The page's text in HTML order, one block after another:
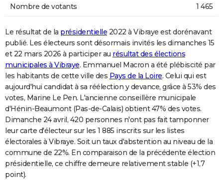
Nombre de votants 1 465
Le résultat de la présidentielle 2022 à Vibraye est dorénavant
publié. Les électeurs sont désormais invités les dimanches 15
et 22 mars 2026 à participer au résultat des élections
municipales à Vibraye. Emmanuel Macron a été plébiscité par
les habitants de cette ville des Pays de la Loire. Celui qui est
aujourd'hui candidat à sa réélection y devance, grâce à 53% des
votes, Marine Le Pen. L'ancienne conseillère municipale
d'Hénin-Beaumont (Pas-de-Calais) obtient 47% des votes.
Dimanche 24 avril, 420 personnes n'ont pas fait tamponner
leur carte d'électeur sur les 1 885 inscrits sur les listes
électorales à Vibraye. Soit un taux d'abstention au niveau de la
commune de 22%. En comparaison de la précédente élection
présidentielle, ce chiffre demeure relativement stable (+1,7
point).